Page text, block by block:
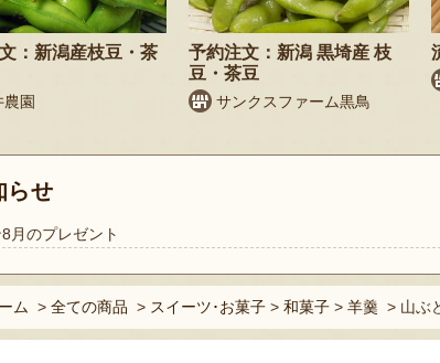
：新潟産枝豆・茶
農園
予約注文：新潟 黒埼産 枝
豆・茶豆
サンクスファーム黒鳥
らせ
月のプレゼント
ム > 全ての商品 > スイーツ･お菓子 > 和菓子 > 羊羹 > 山ぶ